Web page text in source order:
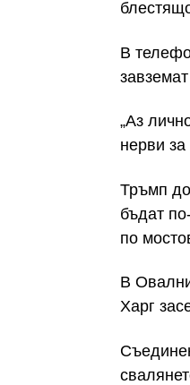
В
„Аз
нерви за
Тръмп
бъдат
по
В
Харг